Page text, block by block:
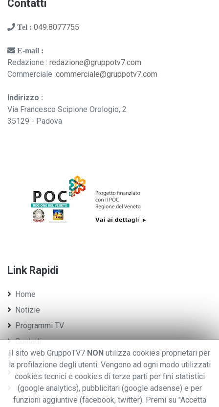
Contatti
Tel : 049.8077755
E-mail :
Redazione : redazione@gruppotv7.com
Commerciale :commerciale@gruppotv7.com
Indirizzo :
Via Francesco Scipione Orologio, 2
35129 - Padova
Link Rapidi
Home
Notizie
Programmi TV
Contatti
Privacy policy
Cookies
Whistleblowing
Il sito web GruppoTV7 NON utilizza cookies proprietari per
la profilazione degli utenti. Vengono ad ogni modo utilizzati
cookies tecnici e cookies di terze parti per fini statistici
(google analytics), pubblicitari (google adsense) e per
funzioni aggiuntive (facebook, twitter). Premi su "Accetta